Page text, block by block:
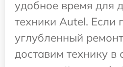
удобное время для
техники Autel. Если
углубленный
доставим технику в